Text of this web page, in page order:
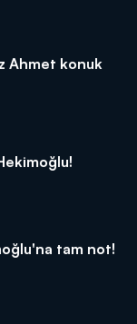
Ahmet konuk
tam not!